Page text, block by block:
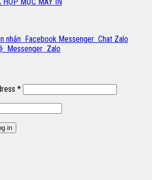
nhắn Facebook Messenger Chat Zalo
Messenger Zalo
*
in